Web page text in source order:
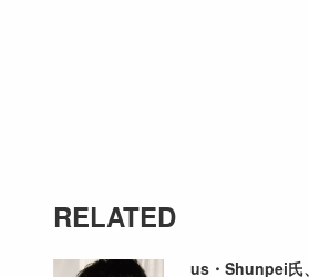
RELATED
us・Shunpei氏